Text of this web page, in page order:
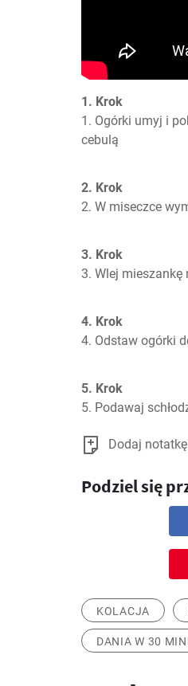
1. Krok
1. Ogórki umyj i
cebulą
2. Krok
2. W miseczce
3. Krok
3. Wlej mieszankę
4. Krok
4. Odstaw ogórki
5. Krok
5. Podawaj
Dodaj notatkę
Podziel się
KOLACJA
DANIA W 30